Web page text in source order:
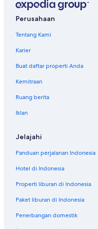
Perusahaan
Tentang Kami
Karier
Buat daftar properti Anda
Kemitraan
Ruang berita
Iklan
Jelajahi
Panduan perjalanan Indonesia
Hotel di Indonesia
Properti liburan di Indonesia
Paket liburan di Indonesia
Penerbangan domestik